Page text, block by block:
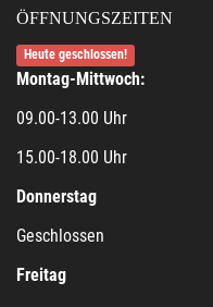
ÖFFNUNGSZEITEN
Heute geschlossen!
Montag-Mittwoch:
09.00-13.00 Uhr
15.00-18.00 Uhr
Donnerstag
Geschlossen
Freitag